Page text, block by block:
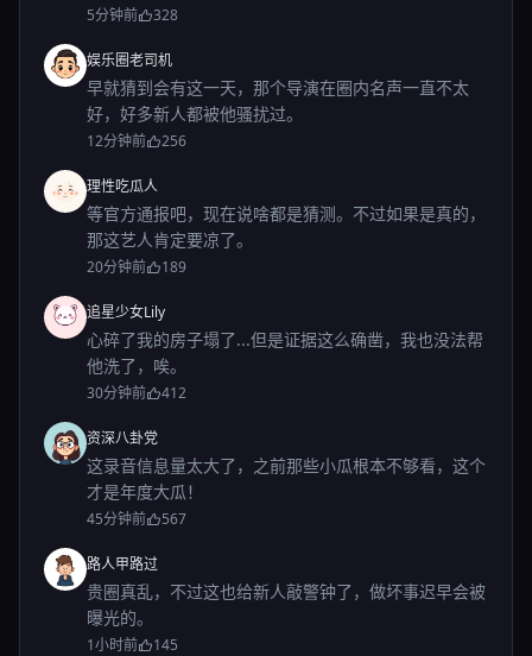
5分钟前 328
娱乐圈老司机
早就猜到会有这一天，那个导演在圈内名声一直不太
好，好多新人都被他骚扰过。
12分钟前 256
理性吃瓜人
等官方通报吧，现在说啥都是猜测。不过如果是真的，
那这艺人肯定要凉了。
20分钟前 189
追星少女Lily
心碎了我的房子塌了...但是证据这么确凿，我也没法帮
他洗了，唉。
30分钟前 412
资深八卦党
这录音信息量太大了，之前那些小瓜根本不够看，这个
才是年度大瓜！
45分钟前 567
路人甲路过
贵圈真乱，不过这也给新人敲警钟了，做坏事迟早会被
曝光的。
1小时前 145